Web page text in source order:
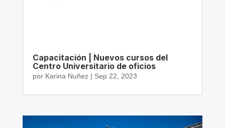
Capacitación | Nuevos cursos del
Centro Universitario de oficios
por Karina Nuñez| Sep 22, 2023